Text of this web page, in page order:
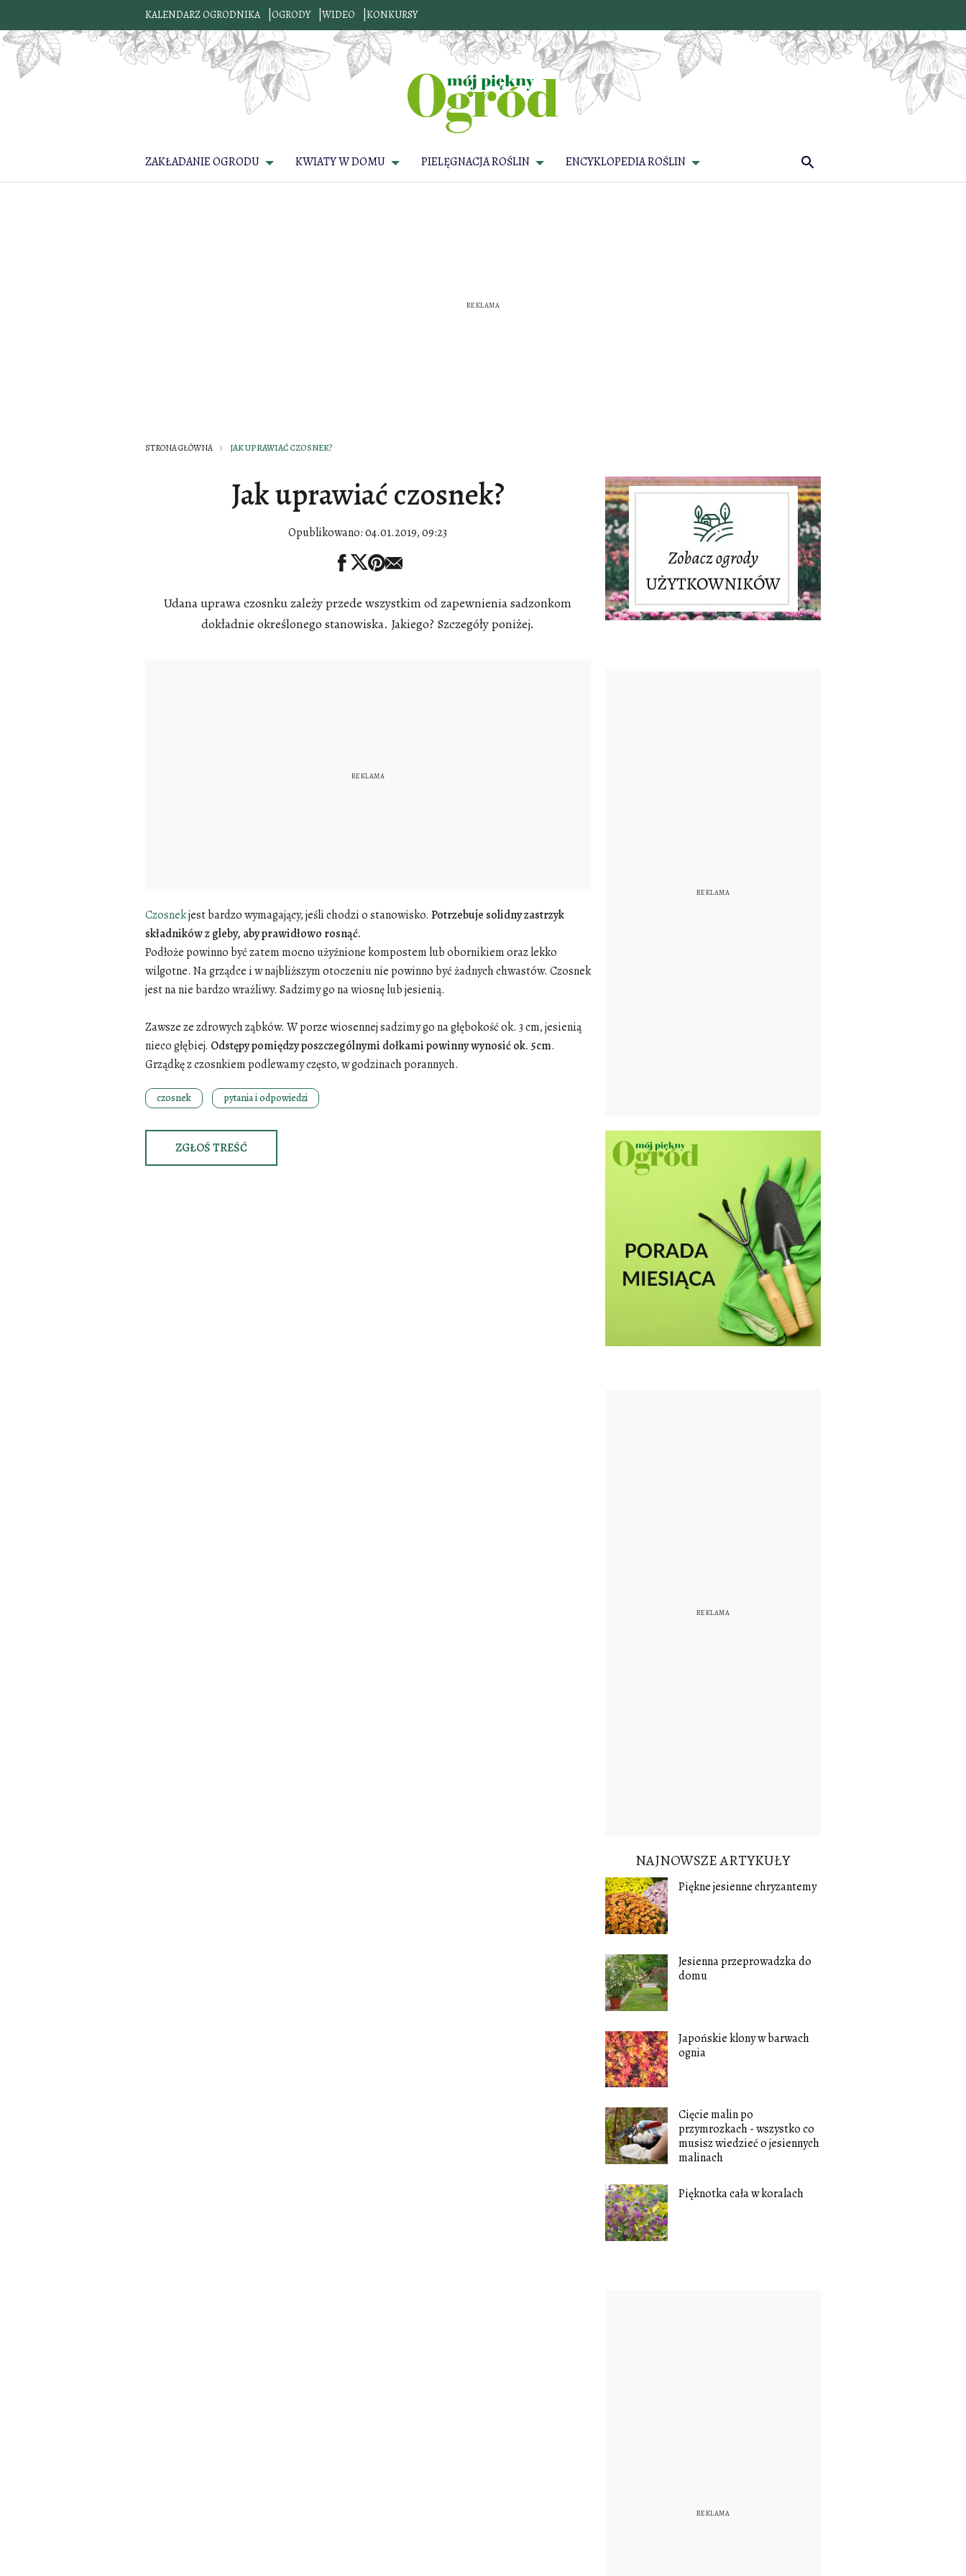
KALENDARZ OGRODNIKA OGRODY WIDEO KONKURSY
ZAKŁADANIE OGRODU KWIATY W DOMU PIELĘGNACJA ROŚLIN ENCYKLOPEDIA ROŚLIN
STRONA GŁÓWNA JAK UPRAWIAĆ CZOSNEK?
Jak uprawiać czosnek?
Opublikowano:04.01.2019, 09:23
Udana uprawa czosnku zależy przede wszystkim od zapewnienia sadzonkom
dokładnie określonego stanowiska. Jakiego? Szczegóły poniżej.
Czosnekjest bardzo wymagający, jeśli chodzi o stanowisko. Potrzebuje solidny zastrzyk
składników z gleby, aby prawidłowo rosnąć.
Podłoże powinno być zatem mocno użyźnione kompostem lub obornikiem oraz lekko
wilgotne. Na grządce i w najbliższym otoczeniu nie powinno być żadnych chwastów. Czosnek
jest na nie bardzo wrażliwy. Sadzimy go na wiosnę lub jesienią.
Zawsze ze zdrowych ząbków. W porze wiosennej sadzimy go na głębokość ok. 3 cm, jesienią
nieco głębiej. Odstępy pomiędzy poszczególnymi dołkami powinny wynosić ok. 5cm.
Grządkę z czosnkiem podlewamy często, w godzinach porannych.
czosnek pytania i odpowiedzi
ZGŁOŚ TREŚĆ
NAJNOWSZE ARTYKUŁY
Piękne jesienne chryzantemy
Jesienna przeprowadzka do
domu
Japońskie klony w barwach
ognia
Cięcie malin po
przymrozkach - wszystko co
musisz wiedzieć o jesiennych
malinach
Pięknotka cała w koralach